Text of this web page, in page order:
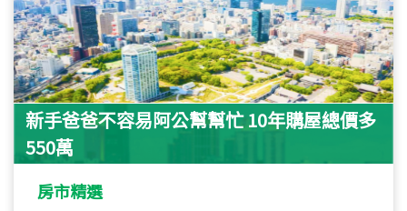
新手爸爸不容易阿公幫幫忙 10年購屋總價多
550萬
房市精選